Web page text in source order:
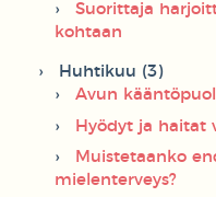
Suorittaja
kohtaan
Huhtikuu (3)
Avun
Hyödyt ja haitat
Muistetaanko
mielenterveys?